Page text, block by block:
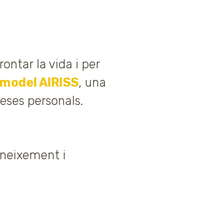
la vida i per
model AIRISS, una
personals.
i